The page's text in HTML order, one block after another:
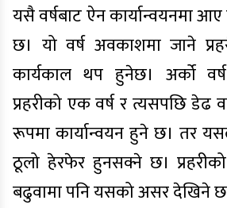
यसै वर्षबाट ऐन कार्यान्वयनमा
छ। यो वर्ष अवकाशमा जाने
कार्यकाल थप हुनेछ। अर्को
प्रहरीको एक वर्ष र त्यसपछि डेढ
रूपमा कार्यान्वयन हुने छ। तर
ठूलो हेरफेर हुनसक्ने छ।
बढुवामा पनि यसको असर देखिने